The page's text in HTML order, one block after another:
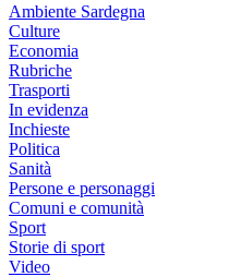
Ambiente Sardegna
Culture
Economia
Rubriche
Trasporti
In evidenza
Inchieste
Politica
Sanità
Persone e personaggi
Comuni e comunità
Sport
Storie di sport
Video